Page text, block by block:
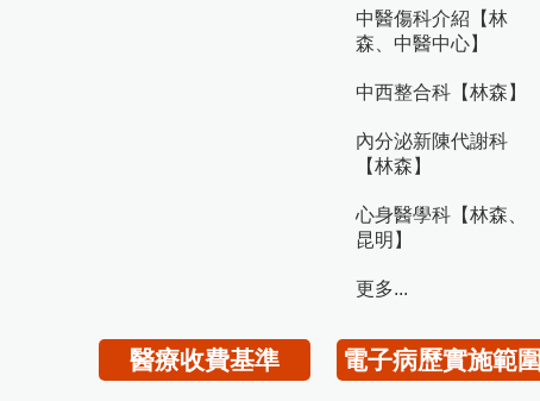
中醫傷科介紹【林
森、中醫中心】
中西整合科【林森】
內分泌新陳代謝科
【林森】
心身醫學科【林森、
昆明】
更多...
醫療收費基準 電子病歷實施範圍